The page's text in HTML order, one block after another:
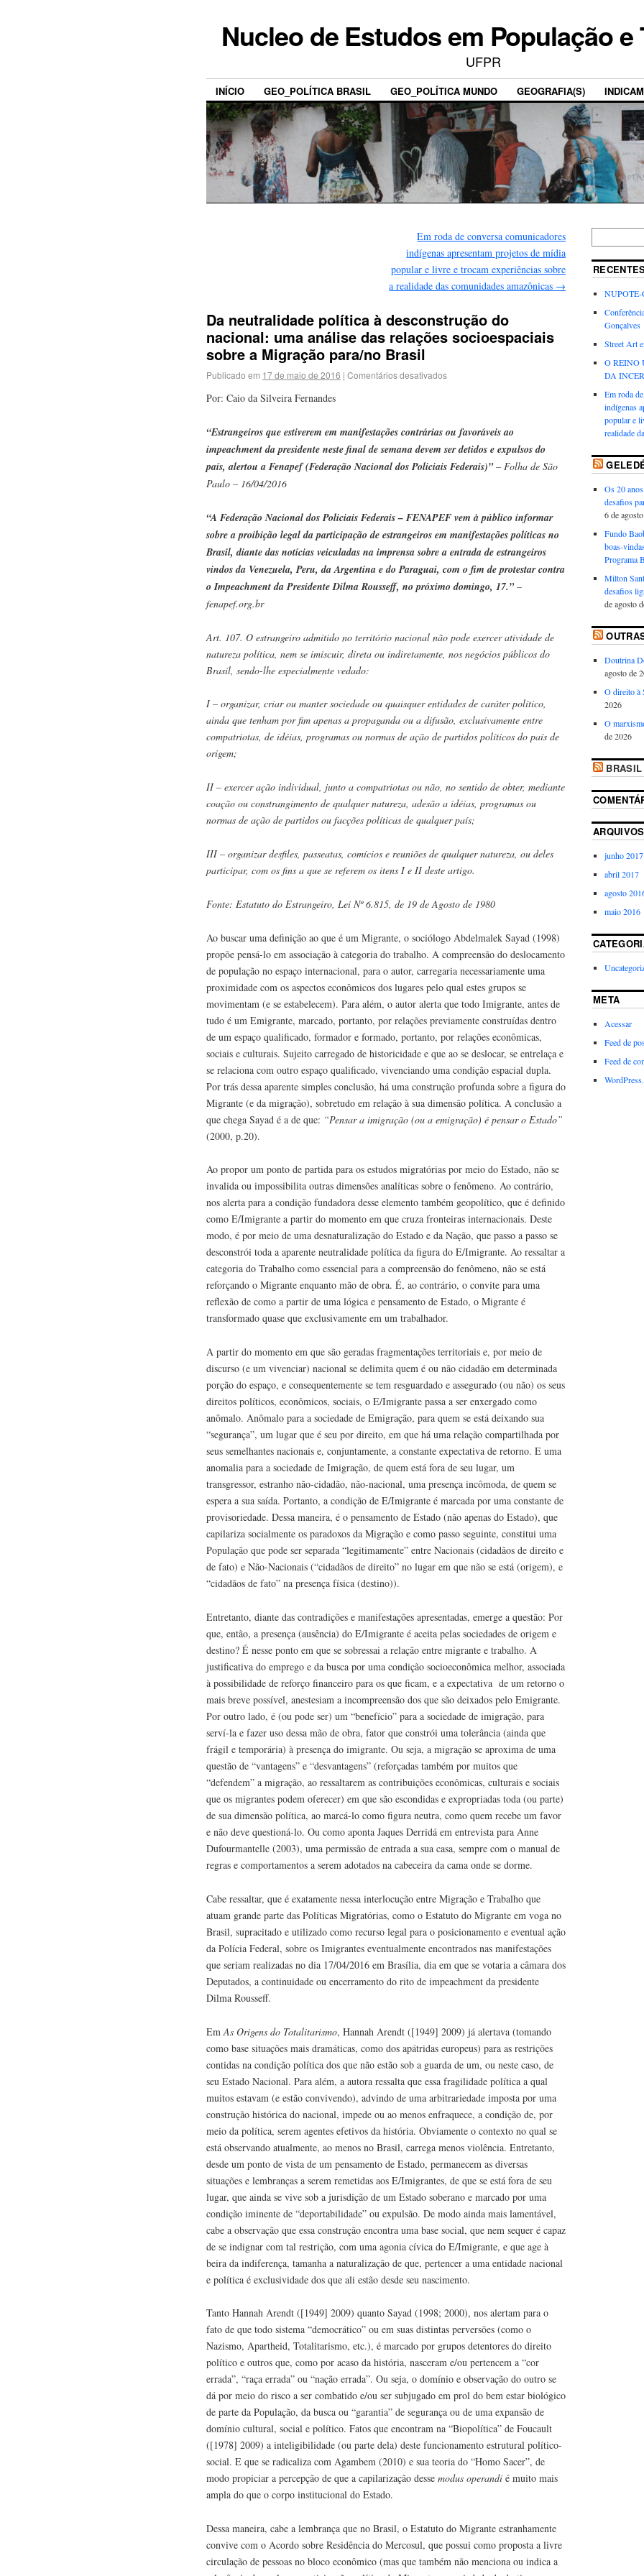
Nucleo de Estudos em População e
UFPR
INÍCIO GEO_POLÍTICA BRASIL GEO_POLÍTICA MUNDO GEOGRAFIA(S)
Em roda de conversa comunicadores
indígenas apresentam projetos de mídia
popular e livre e trocam experiências sobre
a realidade das comunidades amazônicas →
Da neutralidade política à desconstrução do
nacional: uma análise das relações socioespaciais
sobre a Migração para/no Brasil
Publicado em 17 de maio de 2016 | Comentários desativados
Por: Caio da Silveira Fernandes
“Estrangeiros que estiverem em manifestações contrárias ou favoráveis ao
impeachment da presidente neste final de semana devem ser detidos e expulsos do
país, alertou a Fenapef (Federação Nacional dos Policiais Federais)”– Folha de São
Paulo – 16/04/2016
“A Federação Nacional dos Policiais Federais – FENAPEF vem à público informar
sobre a proibição legal da participação de estrangeiros em manifestações políticas no
Brasil, diante das notícias veiculadas na imprensa sobre a entrada de estrangeiros
vindos da Venezuela, Peru, da Argentina e do Paraguai, com o fim de protestar contra
o Impeachment da Presidente Dilma Rousseff, no próximo domingo, 17.”–
fenapef.org.br
Art. 107. O estrangeiro admitido no território nacional não pode exercer atividade de
natureza política, nem se imiscuir, direta ou indiretamente, nos negócios públicos do
Brasil, sendo-lhe especialmente vedado:
I – organizar, criar ou manter sociedade ou quaisquer entidades de caráter político,
ainda que tenham por fim apenas a propaganda ou a difusão, exclusivamente entre
compatriotas, de idéias, programas ou normas de ação de partidos políticos do país de
origem;
II – exercer ação individual, junto a compatriotas ou não, no sentido de obter, mediante
coação ou constrangimento de qualquer natureza, adesão a idéias, programas ou
normas de ação de partidos ou facções políticas de qualquer país;
III – organizar desfiles, passeatas, comícios e reuniões de qualquer natureza, ou deles
participar, com os fins a que se referem os itens I e II deste artigo.
Fonte: Estatuto do Estrangeiro, Lei Nº 6.815, de 19 de Agosto de 1980
Ao buscar uma definição ao que é um Migrante, o sociólogo Abdelmalek Sayad (1998)
propõe pensá-lo em associação à categoria do trabalho. A compreensão do deslocamento
de população no espaço internacional, para o autor, carregaria necessariamente uma
proximidade com os aspectos econômicos dos lugares pelo qual estes grupos se
movimentam (e se estabelecem). Para além, o autor alerta que todo Imigrante, antes de
tudo é um Emigrante, marcado, portanto, por relações previamente construídas dentro
de um espaço qualificado, formador e formado, portanto, por relações econômicas,
sociais e culturais. Sujeito carregado de historicidade e que ao se deslocar, se entrelaça e
se relaciona com outro espaço qualificado, vivenciando uma condição espacial dupla.
Por trás dessa aparente simples conclusão, há uma construção profunda sobre a figura do
Migrante (e da migração), sobretudo em relação à sua dimensão política. A conclusão a
que chega Sayad é a de que: “Pensar a imigração (ou a emigração) é pensar o Estado”
(2000, p.20).
Ao propor um ponto de partida para os estudos migratórias por meio do Estado, não se
invalida ou impossibilita outras dimensões analíticas sobre o fenômeno. Ao contrário,
nos alerta para a condição fundadora desse elemento também geopolítico, que é definido
como E/Imigrante a partir do momento em que cruza fronteiras internacionais. Deste
modo, é por meio de uma desnaturalização do Estado e da Nação, que passo a passo se
desconstrói toda a aparente neutralidade política da figura do E/Imigrante. Ao ressaltar a
categoria do Trabalho como essencial para a compreensão do fenômeno, não se está
reforçando o Migrante enquanto mão de obra. É, ao contrário, o convite para uma
reflexão de como a partir de uma lógica e pensamento de Estado, o Migrante é
transformado quase que exclusivamente em um trabalhador.
A partir do momento em que são geradas fragmentações territoriais e, por meio de
discurso (e um vivenciar) nacional se delimita quem é ou não cidadão em determinada
porção do espaço, e consequentemente se tem resguardado e assegurado (ou não) os seus
direitos políticos, econômicos, sociais, o E/Imigrante passa a ser enxergado como
anômalo. Anômalo para a sociedade de Emigração, para quem se está deixando sua
“segurança”, um lugar que é seu por direito, em que há uma relação compartilhada por
seus semelhantes nacionais e, conjuntamente, a constante expectativa de retorno. E uma
anomalia para a sociedade de Imigração, de quem está fora de seu lugar, um
transgressor, estranho não-cidadão, não-nacional, uma presença incômoda, de quem se
espera a sua saída. Portanto, a condição de E/Imigrante é marcada por uma constante de
provisoriedade. Dessa maneira, é o pensamento de Estado (não apenas do Estado), que
capilariza socialmente os paradoxos da Migração e como passo seguinte, constitui uma
População que pode ser separada “legitimamente” entre Nacionais (cidadãos de direito e
de fato) e Não-Nacionais (“cidadãos de direito” no lugar em que não se está (origem), e
“cidadãos de fato” na presença física (destino)).
Entretanto, diante das contradições e manifestações apresentadas, emerge a questão: Por
que, então, a presença (ausência) do E/Imigrante é aceita pelas sociedades de origem e
destino? É nesse ponto em que se sobressai a relação entre migrante e trabalho. A
justificativa do emprego e da busca por uma condição socioeconômica melhor, associada
à possibilidade de reforço financeiro para os que ficam, e a expectativa de um retorno o
mais breve possível, anestesiam a incompreensão dos que são deixados pelo Emigrante.
Por outro lado, é (ou pode ser) um “benefício” para a sociedade de imigração, para
serví-la e fazer uso dessa mão de obra, fator que constrói uma tolerância (ainda que
frágil e temporária) à presença do imigrante. Ou seja, a migração se aproxima de uma
questão de “vantagens” e “desvantagens” (reforçadas também por muitos que
“defendem” a migração, ao ressaltarem as contribuições econômicas, culturais e sociais
que os migrantes podem oferecer) em que são escondidas e expropriadas toda (ou parte)
de sua dimensão política, ao marcá-lo como figura neutra, como quem recebe um favor
e não deve questioná-lo. Ou como aponta Jaques Derridá em entrevista para Anne
Dufourmantelle (2003), uma permissão de entrada a sua casa, sempre com o manual de
regras e comportamentos a serem adotados na cabeceira da cama onde se dorme.
Cabe ressaltar, que é exatamente nessa interlocução entre Migração e Trabalho que
atuam grande parte das Políticas Migratórias, como o Estatuto do Migrante em voga no
Brasil, supracitado e utilizado como recurso legal para o posicionamento e eventual ação
da Polícia Federal, sobre os Imigrantes eventualmente encontrados nas manifestações
que seriam realizadas no dia 17/04/2016 em Brasília, dia em que se votaria a câmara dos
Deputados, a continuidade ou encerramento do rito de impeachment da presidente
Dilma Rousseff.
Em As Origens do Totalitarismo, Hannah Arendt ([1949] 2009) já alertava (tomando
como base situações mais dramáticas, como dos apátridas europeus) para as restrições
contidas na condição política dos que não estão sob a guarda de um, ou neste caso, de
seu Estado Nacional. Para além, a autora ressalta que essa fragilidade política a qual
muitos estavam (e estão convivendo), advindo de uma arbitrariedade imposta por uma
construção histórica do nacional, impede ou ao menos enfraquece, a condição de, por
meio da política, serem agentes efetivos da história. Obviamente o contexto no qual se
está observando atualmente, ao menos no Brasil, carrega menos violência. Entretanto,
desde um ponto de vista de um pensamento de Estado, permanecem as diversas
situações e lembranças a serem remetidas aos E/Imigrantes, de que se está fora de seu
lugar, que ainda se vive sob a jurisdição de um Estado soberano e marcado por uma
condição iminente de “deportabilidade” ou expulsão. De modo ainda mais lamentável,
cabe a observação que essa construção encontra uma base social, que nem sequer é capaz
de se indignar com tal restrição, com uma agonia cívica do E/Imigrante, e que age à
beira da indiferença, tamanha a naturalização de que, pertencer a uma entidade nacional
e política é exclusividade dos que ali estão desde seu nascimento.
Tanto Hannah Arendt ([1949] 2009) quanto Sayad (1998; 2000), nos alertam para o
fato de que todo sistema “democrático” ou em suas distintas perversões (como o
Nazismo, Apartheid, Totalitarismo, etc.), é marcado por grupos detentores do direito
político e outros que, como por acaso da história, nasceram e/ou pertencem a “cor
errada”, “raça errada” ou “nação errada”. Ou seja, o domínio e observação do outro se
dá por meio do risco a ser combatido e/ou ser subjugado em prol do bem estar biológico
de parte da População, da busca ou “garantia” de segurança ou de uma expansão de
domínio cultural, social e político. Fatos que encontram na “Biopolítica” de Foucault
([1978] 2009) a inteligibilidade (ou parte dela) deste funcionamento estrutural político-
social. E que se radicaliza com Agambem (2010) e sua teoria do “Homo Sacer”, de
modo propiciar a percepção de que a capilarização desse modus operandi é muito mais
ampla do que o corpo institucional do Estado.
Dessa maneira, cabe a lembrança que no Brasil, o Estatuto do Migrante estranhamente
convive com o Acordo sobre Residência do Mercosul, que possui como proposta a livre
circulação de pessoas no bloco econômico (mas que também não menciona ou indica a
NUPOTE-
Gonçalves
Street Art
O REINO
DA
Em roda
indígenas
popular e
realidade
Os 20
desafios
6 de
Fundo
boas-
Programa
Milton
desafios
de agosto
Doutrina
agosto de
O direito à
2026
O
de 2026
BRASIL
ARQUIVOS
junho 2017
abril 2017
agosto
maio 2016
META
Acessar
Feed de
Feed de